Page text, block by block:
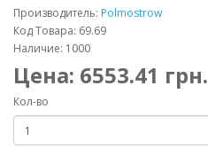
Производитель: Polmostrow
Код Товара: 69.69
Наличие: 1000
Цена: 6553.41 грн.
Кол-во